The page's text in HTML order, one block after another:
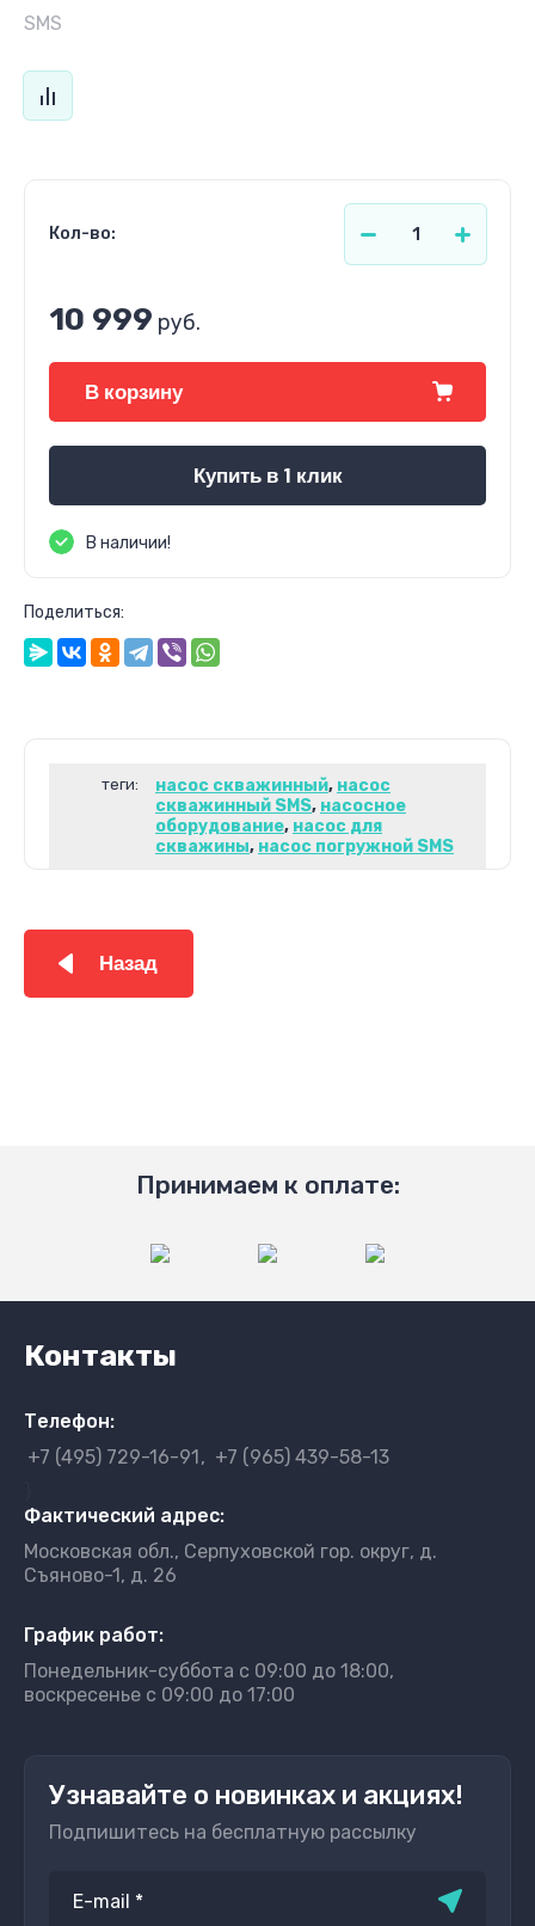
SMS
Кол-во:
10 999 руб.
В корзину
Купить в 1 клик
В наличии!
Поделиться:
теги: насос скважинный, насос
скважинный SMS, насосное
оборудование, насос для
скважины, насос погружной SMS
Назад
Принимаем к оплате:
Контакты
Телефон:
+7 (495) 729-16-91
+7 (965) 439-58-13
Фактический адрес:
Московская обл., Серпуховской гор. округ, д.
Съяново-1, д. 26
График работ:
Понедельник-суббота с 09:00 до 18:00,
воскресенье с 09:00 до 17:00
Узнавайте о новинках и акциях!
Подпишитесь на бесплатную рассылку